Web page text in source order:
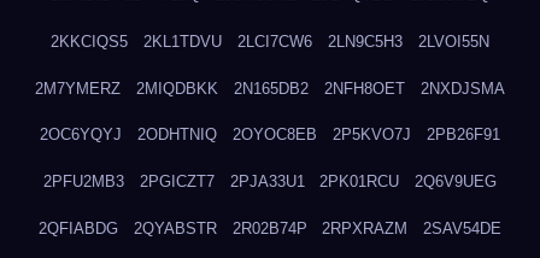
2KKCIQS5 2KL1TDVU 2LCI7CW6 2LN9C5H3 2LVOI55N
2M7YMERZ 2MIQDBKK 2N165DB2 2NFH8OET 2NXDJSMA
2OC6YQYJ 2ODHTNIQ 2OYOC8EB 2P5KVO7J 2PB26F91
2PFU2MB3 2PGICZT7 2PJA33U1 2PK01RCU 2Q6V9UEG
2QFIABDG 2QYABSTR 2R02B74P 2RPXRAZM 2SAV54DE